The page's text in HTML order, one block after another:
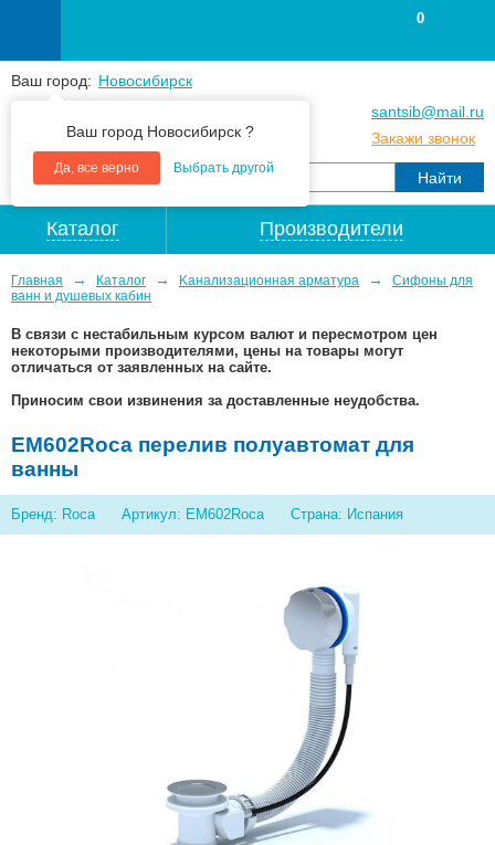
Ваш город: Новосибирск
Ваш город Новосибирск ?
Да, все верно Выбрать другой
+7(383) 213 79 30
santsib@mail.ru
Закажи звонок
0
Каталог Производители
Главная → Каталог → Kaнaлизaционнaя apматypa →
Сифоны для
ванн и душевых кабин
В связи с нестабильным курсом валют и пересмотром цен
некоторыми производителями, цены на товары могут
отличаться от заявленных на сайте.
Приносим свои извинения за доставленные неудобства.
EM602Roca перелив полуавтомат для
ванны
Бренд: Roca Артикул: EM602Roca Страна: Испания